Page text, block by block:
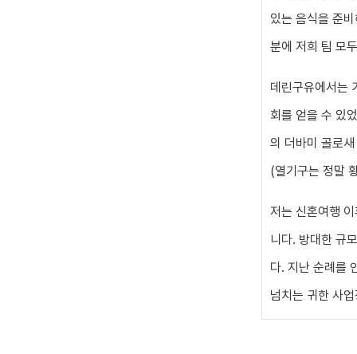
있는 음식을 준
분에 저희 팀 모
데린구유에서는
회를 얻을 수 있
의 더바미 골로
(열기구는 정말
저는 신혼여행
니다. 방대한 규
다. 지난 순례를
넘치는 귀한 사